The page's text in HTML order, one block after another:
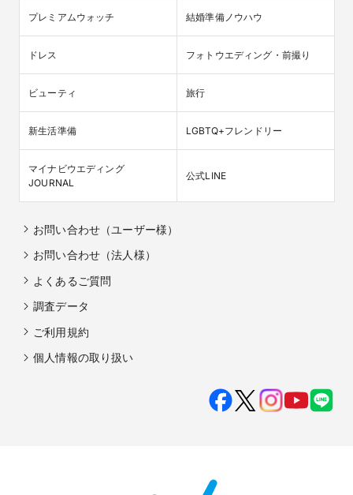
プレミアムウォッチ 結婚準備ノウハウ
ドレス フォトウエディング・前撮り
ビューティ 旅行
新生活準備 LGBTQ+フレンドリー
マイナビウエディング
JOURNAL
公式LINE
お問い合わせ（ユーザー様）
お問い合わせ（法人様）
よくあるご質問
調査データ
ご利用規約
個人情報の取り扱い